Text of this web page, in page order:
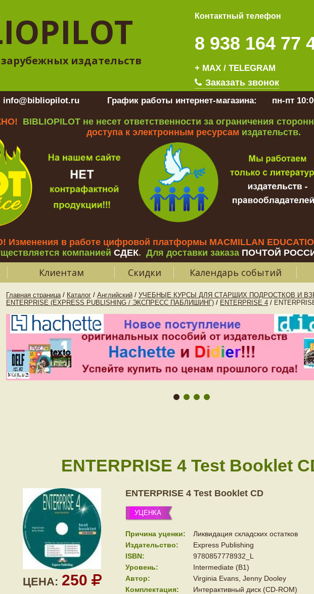
издательств
Контактный телефон
8 938 164 77
+ MAX / TELEGRAM
Заказать звонок
info@bibliopilot.ru График работы интернет-магазина: пн-пт
BIBLIOPILOT не несет ответственности за ограничения
доступа к электронным ресурсам издательств.
в работе цифровой платформы MACMILLAN
компанией СДЕК. Для доставки заказа ПОЧТОЙ
Клиентам Скидки Календарь событий
Главная страница / Каталог / Английский / УЧЕБНЫЕ КУРСЫ ДЛЯ СТАРШИХ ПОДРОСТКОВ И
ENTERPRISE (EXPRESS PUBLISHING / ЭКСПРЕСС ПАБЛИШИНГ) / ENTERPRISE 4 /
ENTERPRISE 4 Test Booklet
ЦЕНА: 250
ENTERPRISE 4 Test Booklet CD
УЦЕНКА
Причина уценки:
Ликвидация складских остатков
Издательство:
Express Publishing
ISBN:
9780857778932_L
Уровень:
Intermediate (B1)
Автор:
Virginia Evans, Jenny Dooley
Комплектация:
Интерактивный диск (CD-ROM)